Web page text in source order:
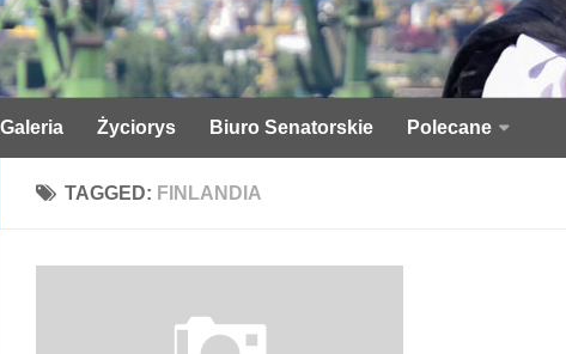
Galeria Życiorys Biuro Senatorskie Polecane
TAGGED: FINLANDIA